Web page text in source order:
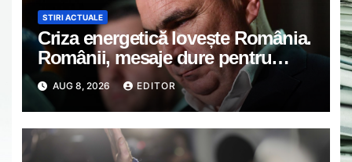
STIRI ACTUALE
Criza energetică lovește România.
Românii, mesaje dure pentru
Bolojan: „Să economisească el,
nu noi!” VIDEO
AUG 8, 2026 EDITOR